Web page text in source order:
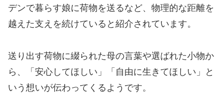
デンで暮らす娘に荷物を送るなど、物理的な距離を
越えた支えを続けていると紹介されています。
送り出す荷物に綴られた母の言葉や選ばれた小物か
ら、「安心してほしい」「自由に生きてほしい」と
いう想いが伝わってくるようです。